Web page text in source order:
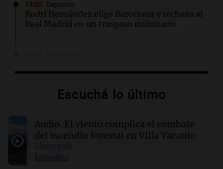
14:05 Deportes
Rodri Hernández elige Barcelona y rechaza al
Real Madrid en un traspaso millonario
oficina en Nashville
acusado de prender fuego a su pareja en
Rosario
Escuchá lo último
Audio. El viento complica el combate
del incendio forestal en Villa Yacanto
Episodios